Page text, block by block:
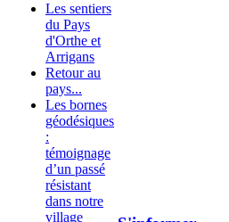
Les sentiers
du Pays
d'Orthe et
Arrigans
Retour au
pays...
Les bornes
géodésiques
:
témoignage
d’un passé
résistant
dans notre
village